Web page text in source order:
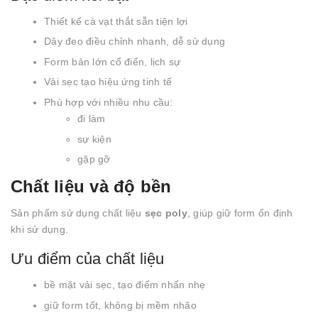
Thiết kế cà vạt thắt sẵn tiện lợi
Dây đeo điều chỉnh nhanh, dễ sử dụng
Form bản lớn cổ điển, lịch sự
Vải sẹc tạo hiệu ứng tinh tế
Phù hợp với nhiều nhu cầu:
đi làm
sự kiện
gặp gỡ
Chất liệu và độ bền
Sản phẩm sử dụng chất liệu sẹc poly, giúp giữ form ổn định
khi sử dụng.
Ưu điểm của chất liệu
bề mặt vải sẹc, tạo điểm nhấn nhẹ
giữ form tốt, không bị mềm nhão